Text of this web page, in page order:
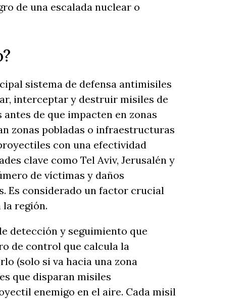
de una escalada nuclear o
sistema de defensa antimisiles
interceptar y destruir misiles de
de que impacten en zonas
zonas pobladas o infraestructuras
con una efectividad
clave como Tel Aviv, Jerusalén y
de víctimas y daños
Es considerado un factor crucial
región.
detección y seguimiento que
de control que calcula la
(solo si va hacia una zona
que disparan misiles
enemigo en el aire. Cada misil